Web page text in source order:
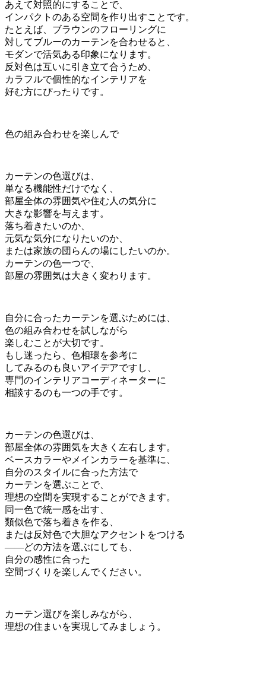
あえて対照的にすることで、
インパクトのある空間を作り出すことです。
たとえば、ブラウンのフローリングに
対してブルーのカーテンを合わせると、
モダンで活気ある印象になります。
反対色は互いに引き立て合うため、
カラフルで個性的なインテリアを
好む方にぴったりです。
色の組み合わせを楽しんで
カーテンの色選びは、
単なる機能性だけでなく、
部屋全体の雰囲気や住む人の気分に
大きな影響を与えます。
落ち着きたいのか、
元気な気分になりたいのか、
または家族の団らんの場にしたいのか。
カーテンの色一つで、
部屋の雰囲気は大きく変わります。
自分に合ったカーテンを選ぶためには、
色の組み合わせを試しながら
楽しむことが大切です。
もし迷ったら、色相環を参考に
してみるのも良いアイデアですし、
専門のインテリアコーディネーターに
相談するのも一つの手です。
カーテンの色選びは、
部屋全体の雰囲気を大きく左右します。
ベースカラーやメインカラーを基準に、
自分のスタイルに合った方法で
カーテンを選ぶことで、
理想の空間を実現することができます。
同一色で統一感を出す、
類似色で落ち着きを作る、
または反対色で大胆なアクセントをつける
――どの方法を選ぶにしても、
自分の感性に合った
空間づくりを楽しんでください。
カーテン選びを楽しみながら、
理想の住まいを実現してみましょう。